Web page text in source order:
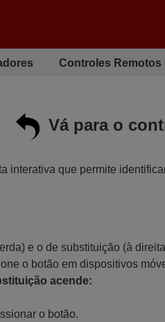
Controles Remotos
Vá para o
interativa que permite
e o de substituição (à
o botão em dispositivos
acende:
o botão.